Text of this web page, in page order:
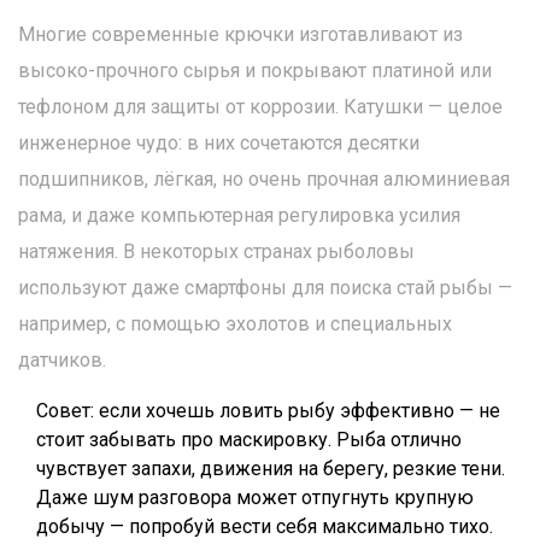
Многие современные крючки изготавливают из
высоко-прочного сырья и покрывают платиной или
тефлоном для защиты от коррозии. Катушки — целое
инженерное чудо: в них сочетаются десятки
подшипников, лёгкая, но очень прочная алюминиевая
рама, и даже компьютерная регулировка усилия
натяжения. В некоторых странах рыболовы
используют даже смартфоны для поиска стай рыбы —
например, с помощью эхолотов и специальных
датчиков.
Совет: если хочешь ловить рыбу эффективно — не
стоит забывать про маскировку. Рыба отлично
чувствует запахи, движения на берегу, резкие тени.
Даже шум разговора может отпугнуть крупную
добычу — попробуй вести себя максимально тихо.